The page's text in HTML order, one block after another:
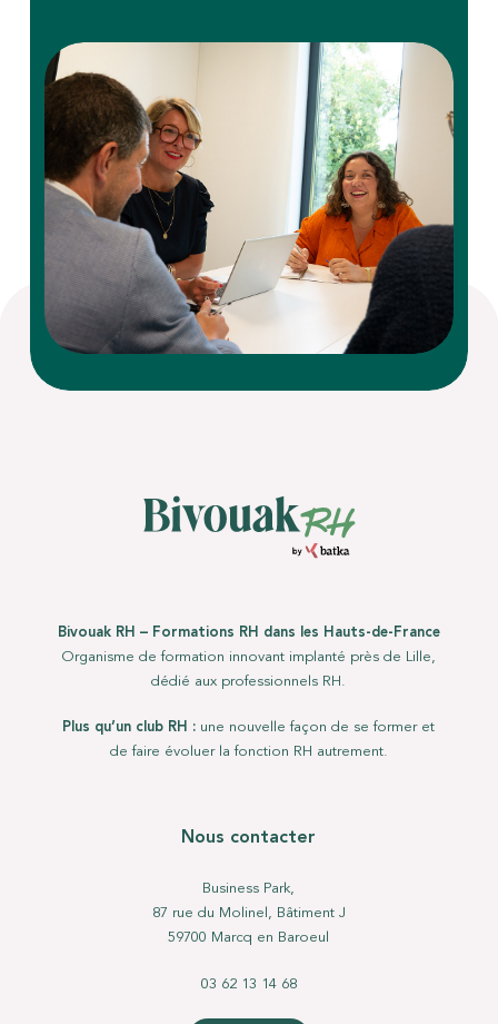
Bivouak RH – Formations RH dans les Hauts-de-France
Organisme de formation innovant implanté près de Lille,
dédié aux professionnels RH.
Plus qu’un club RH : une nouvelle façon de se former et
de faire évoluer la fonction RH autrement.
Nous contacter
Business Park,
87 rue du Molinel, Bâtiment J
59700 Marcq en Baroeul
03 62 13 14 68